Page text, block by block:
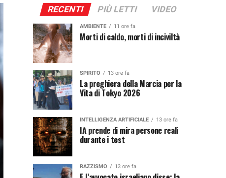
RECENTI PIÙ LETTI VIDEO
AMBIENTE 11 ore fa
Morti di caldo, morti di inciviltà
SPIRITO 13 ore fa
La preghiera della Marcia per la
Vita di Tokyo 2026
INTELLIGENZA ARTIFICIALE 13 ore fa
IA prende di mira persone reali
durante i test
RAZZISMO 13 ore fa